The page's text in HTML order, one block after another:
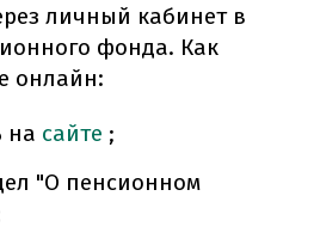
личный кабинет в
фонда. Как
онлайн:
на сайте ;
"О пенсионном